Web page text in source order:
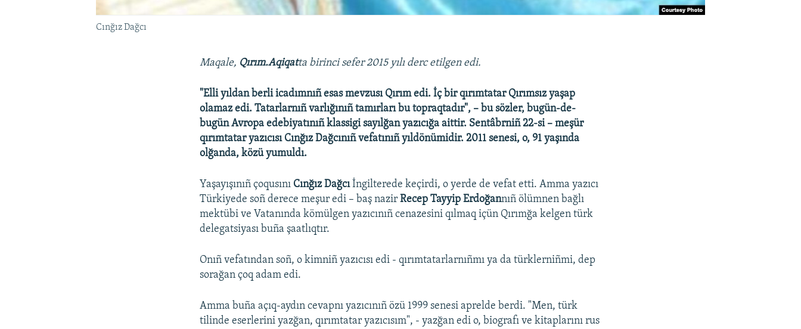
Cınğız Dağcı
Maqale, Qırım.Aqiqatta birinci sefer 2015 yılı derc etilgen edi.
"Elli yıldan berli icadımnıñ esas mevzusı Qırım edi. İç bir qırımtatar Qırımsız yaşap
olamaz edi. Tatarlarnıñ varlığınıñ tamırları bu topraqtadır", – bu sözler, bugün-de-
bugün Avropa edebiyatınıñ klassigi sayılğan yazıcığa aittir. Sentâbrniñ 22-si – meşür
qırımtatar yazıcısı Cınğız Dağcınıñ vefatınıñ yıldönümidir. 2011 senesi, o, 91 yaşında
olğanda, közü yumuldı.
Yaşayışınıñ çoqusını Cınğız Dağcıİngilterede keçirdi, o yerde de vefat etti. Amma yazıcı
Türkiyede soñ derece meşur edi – baş nazirRecep Tayyip Erdoğannıñ ölümnen bağlı
mektübi ve Vatanında kömülgen yazıcınıñ cenazesini qılmaq içün Qırımğa kelgen türk
delegatsiyası buña şaatlıqtır.
Onıñ vefatından soñ, o kimniñ yazıcısı edi - qırımtatarlarnıñmı ya da türklerniñmi, dep
sorağan çoq adam edi.
Amma buña açıq-aydın cevapnı yazıcınıñ özü 1999 senesi aprelde berdi. "Men, türk
tilinde eserlerini yazğan, qırımtatar yazıcısım", - yazğan edi o, biografı ve kitaplarını rus